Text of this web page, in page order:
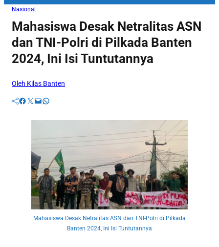
Nasional
Mahasiswa Desak Netralitas ASN
dan TNI-Polri di Pilkada Banten
2024, Ini Isi Tuntutannya
Oleh Kilas Banten
Facebook Twitter Mail WhatsApp
Mahasiswa Desak Netralitas ASN dan TNI-Polri di Pilkada
Banten 2024, Ini Isi Tuntutannya